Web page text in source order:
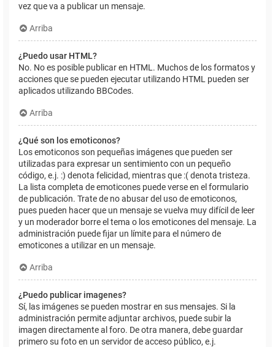
vez que va a publicar un mensaje.
Arriba
¿Puedo usar HTML?
No. No es posible publicar en HTML. Muchos de los formatos y
acciones que se pueden ejecutar utilizando HTML pueden ser
aplicados utilizando BBCodes.
Arriba
¿Qué son los emoticonos?
Los emoticonos son pequeñas imágenes que pueden ser
utilizadas para expresar un sentimiento con un pequeño
código, e.j. :) denota felicidad, mientras que :( denota tristeza.
La lista completa de emoticones puede verse en el formulario
de publicación. Trate de no abusar del uso de emoticonos,
pues pueden hacer que un mensaje se vuelva muy difícil de leer
y un moderador borre el tema o los emoticones del mensaje. La
administración puede fijar un límite para el número de
emoticones a utilizar en un mensaje.
Arriba
¿Puedo publicar imagenes?
Sí, las imágenes se pueden mostrar en sus mensajes. Si la
administración permite adjuntar archivos, puede subir la
imagen directamente al foro. De otra manera, debe guardar
primero su foto en un servidor de acceso público, e.j.